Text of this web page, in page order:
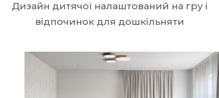
Дизайн дитячої налаштований на гру і
відпочинок для дошкільняти